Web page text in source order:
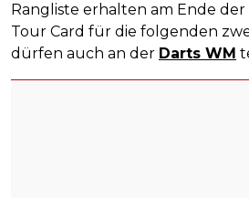
Rangliste erhalten am Ende der
Tour Card für die folgenden
dürfen auch an der Darts WM